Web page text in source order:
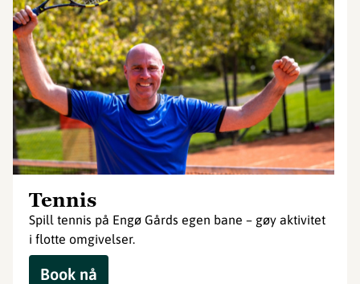
Tennis
Spill tennis på Engø Gårds egen bane – gøy aktivitet
i flotte omgivelser.
Book nå